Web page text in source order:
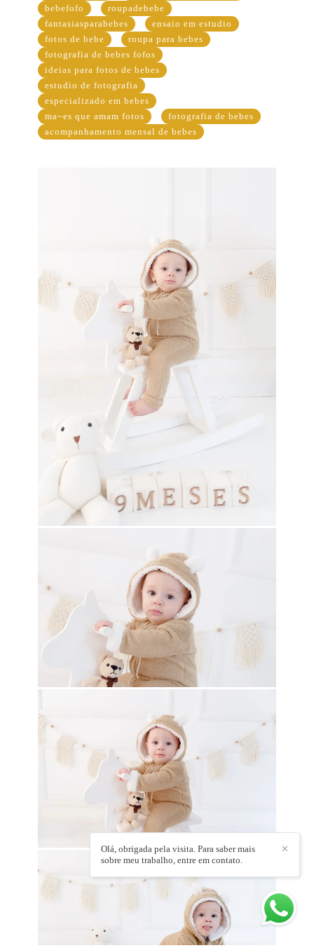
bebefofo
roupadebebe
fantasiasparabebes
ensaio em estudio
fotos de bebe
roupa para bebes
fotografia de bebes fofos
ideias para fotos de bebes
estudio de fotografia
especializado em bebes
ma~es que amam fotos
fotografia de bebes
acompanhamento mensal de bebes
✕
Olá, obrigada pela visita. Para saber mais
sobre meu trabalho, entre em contato.